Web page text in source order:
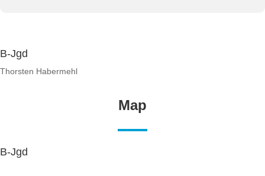
B-Jgd
Thorsten Habermehl
Map
B-Jgd